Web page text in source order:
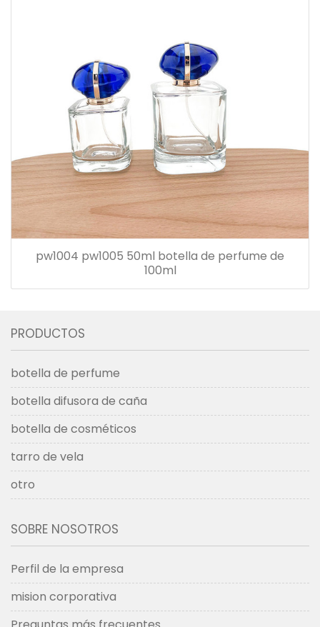
pw1004 pw1005 50ml botella de perfume de
100ml
PRODUCTOS
botella de perfume
botella difusora de caña
botella de cosméticos
tarro de vela
otro
SOBRE NOSOTROS
Perfil de la empresa
mision corporativa